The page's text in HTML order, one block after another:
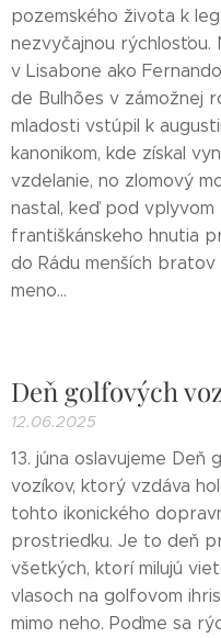
pozemského života k
nezvyčajnou rýchlosťou.
v Lisabone ako
de Bulhões v zámožnej
mladosti vstúpil k
kanonikom, kde získal
vzdelanie, no zlomový
nastal, keď pod vplyvom
františkánskeho hnutia
do Rádu menších bratov
meno...
Deň golfových
12.06.2025
13. júna oslavujeme Deň
vozíkov, ktorý vzdáva
tohto ikonického
prostriedku. Je to deň
všetkých, ktorí milujú
vlasoch na golfovom
mimo neho. Poďme sa